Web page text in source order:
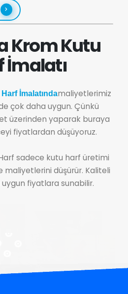
Krom Kutu
İmalatı
İmalatındamaliyetlerimiz
çok daha uygun. Çünkü
üzerinden yaparak buraya
fiyatlardan düşüyoruz.
sadece kutu harf üretimi
maliyetlerini düşürür. Kaliteli
fiyatlara sunabilir.